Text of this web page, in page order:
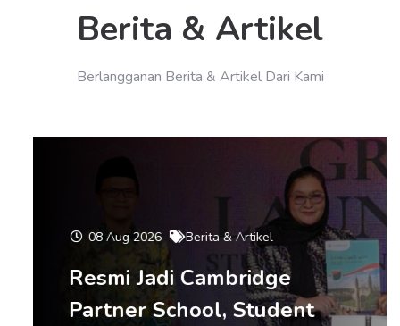
Berita & Artikel
Berlangganan Berita & Artikel Dari Kami
08 Aug 2026 Berita & Artikel
Resmi Jadi Cambridge
Partner School, Student